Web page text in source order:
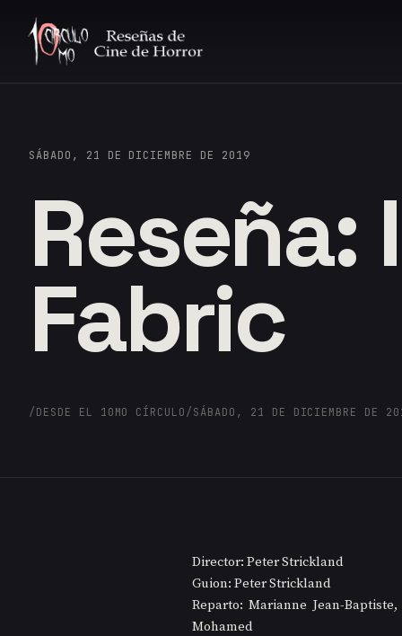
SÁBADO, 21 DE DICIEMBRE DE 2019
Reseña:
Fabric
/DESDE EL 10MO CÍRCULO/SÁBADO, 21 DE DICIEMBRE DE
Director: Peter Strickland
Guion: Peter Strickland
Reparto: Marianne Jean-
Mohamed